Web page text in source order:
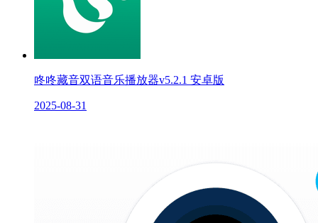
咚咚藏音双语音乐播放器v5.2.1 安卓版
2025-08-31